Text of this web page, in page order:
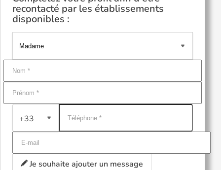
recontacté par les établissements
disponibles :
+33
Je souhaite ajouter un message